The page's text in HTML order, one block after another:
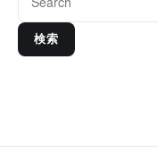
検索